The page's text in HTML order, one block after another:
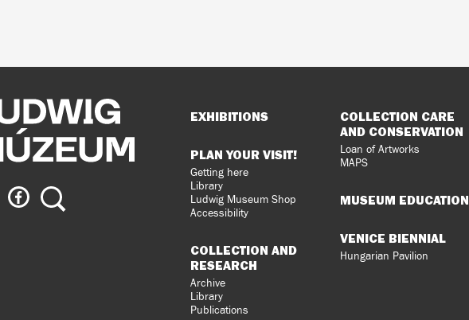
Ludwig
Museum
Search
Sitemap
EXHIBITIONS
PLAN YOUR VISIT!
Getting here
Library
Ludwig Museum Shop
Accessibility
COLLECTION AND
RESEARCH
Archive
Library
Publications
COLLECTION CARE
AND CONSERVATION
Loan of Artworks
MAPS
MUSEUM EDUCATION
VENICE BIENNIAL
Hungarian Pavilion